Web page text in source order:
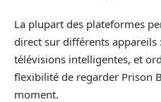
La plupart des plateformes
direct sur différents appareils
télévisions intelligentes, et
flexibilité de regarder Prison
moment.